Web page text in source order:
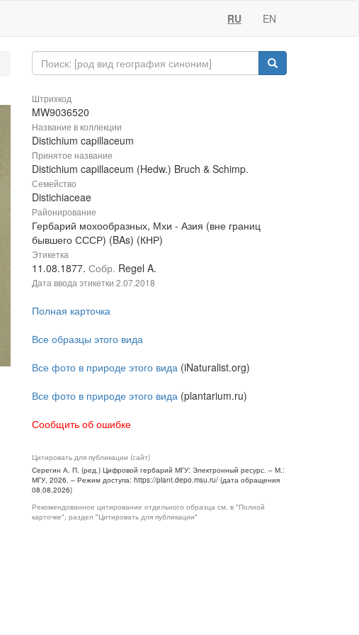
RU EN
Штрихкод
MW9036520
Название в коллекции
Distichium capillaceum
Принятое название
Distichium capillaceum (Hedw.) Bruch & Schimp.
Семейство
Distichiaceae
Районирование
Гербарий мохообразных, Мхи - Азия (вне границ
бывшего СССР) (BAs) (КНР)
Этикетка
11.08.1877. Собр. Regel A.
Дата ввода этикетки 2.07.2018
Полная карточка
Все образцы этого вида
Все фото в природе этого вида (iNaturalist.org)
Все фото в природе этого вида (plantarium.ru)
Сообщить об ошибке
Цитировать для публикации (сайт)
Серегин А. П. (ред.) Цифровой гербарий МГУ: Электронный ресурс. – М.:
МГУ, 2026. – Режим доступа: https://plant.depo.msu.ru/ (дата обращения
08.08.2026)
Рекомендованное цитирование отдельного образца см. в "Полной
карточке", раздел "Цитировать для публикации"